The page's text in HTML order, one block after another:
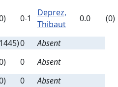
0-1
Deprez,
Thibaut
0.0 (0)
0
Absent
0
Absent
0
Absent